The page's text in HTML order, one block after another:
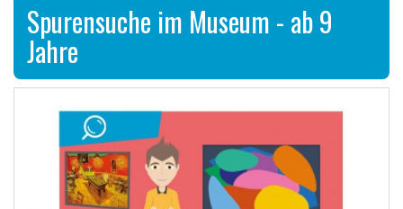
Spurensuche im Museum - ab 9
Jahre